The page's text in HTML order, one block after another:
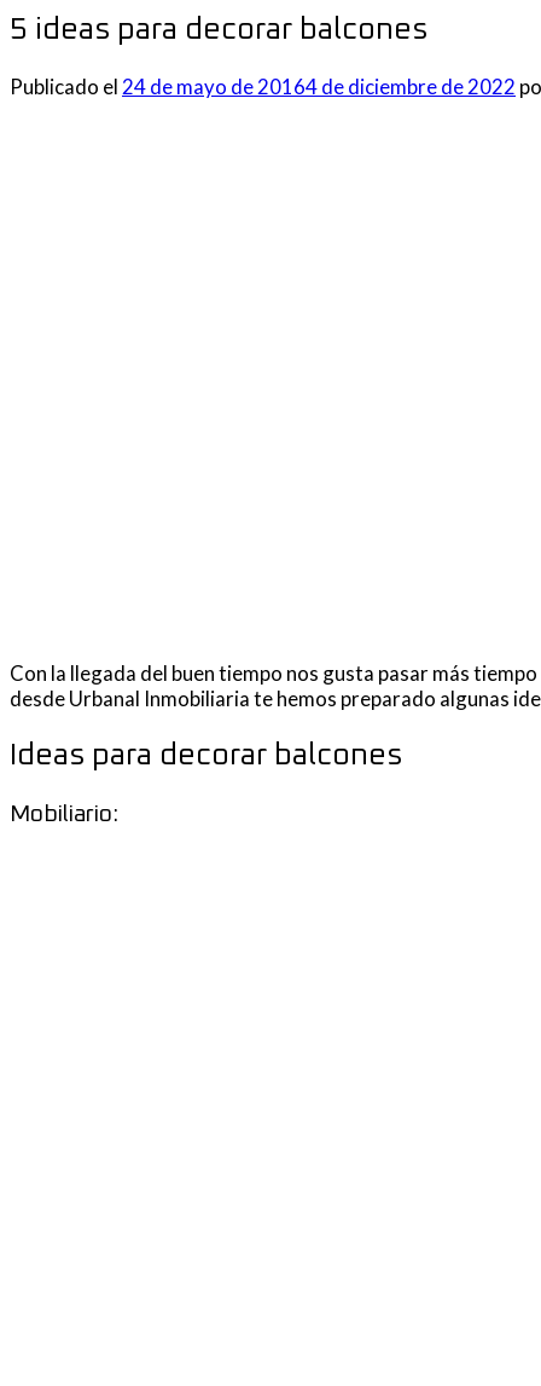
5 ideas para decorar balcones
Publicado el 24 de mayo de 20164 de diciembre de 2022
Con la llegada del buen tiempo nos gusta pasar más
desde Urbanal Inmobiliaria te hemos preparado algunas
Ideas para decorar balcones
Mobiliario: